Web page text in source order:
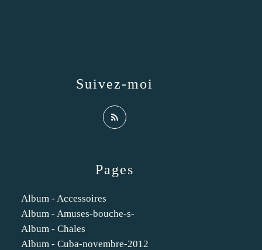
Pages
Album - Accessoires
Album - Amuses-bouche-s-
Album - Chales
Album - Cuba-novembre-2012
Suivez-moi